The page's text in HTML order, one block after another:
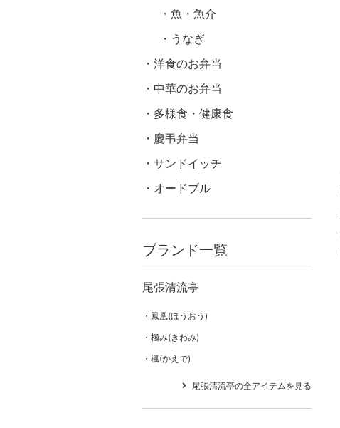
魚・魚介
うなぎ
洋食のお弁当
中華のお弁当
多様食・健康食
慶弔弁当
サンドイッチ
オードブル
ブランド一覧
尾張清流亭
鳳凰(ほうおう)
極み(きわみ)
楓(かえで)
尾張清流亭の全アイテムを見る